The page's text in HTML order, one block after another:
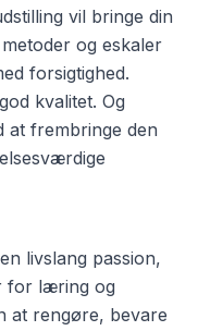
vil bringe din
og eskaler
forsigtighed.
kvalitet. Og
at frembringe den
livslang passion,
for læring og
at rengøre, bevare